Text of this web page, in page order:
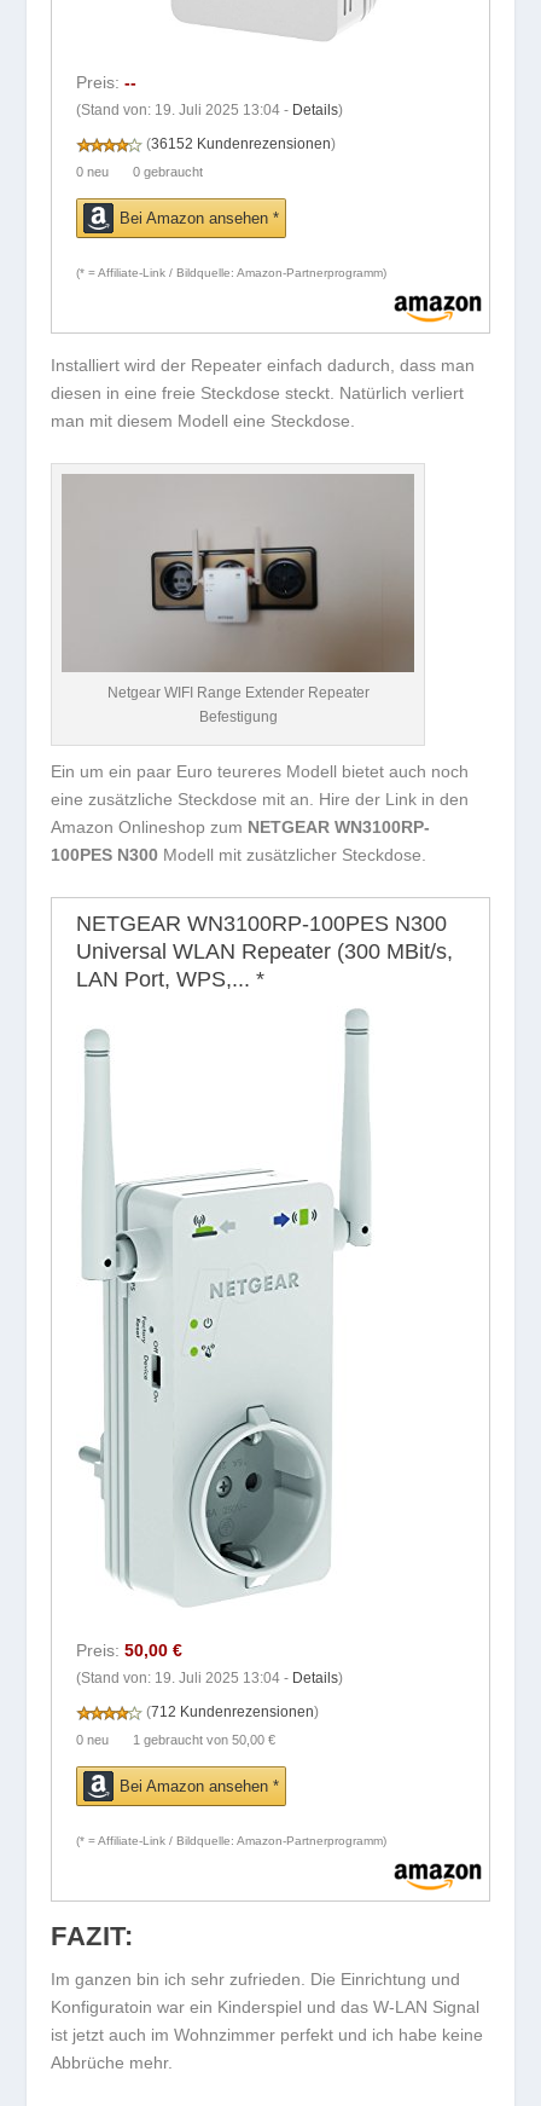
Preis: --
(Stand von: 19. Juli 2025 13:04 - Details)
(36152 Kundenrezensionen)
0 neu 0 gebraucht
Bei Amazon ansehen *
(* = Affiliate-Link / Bildquelle: Amazon-Partnerprogramm)
Installiert wird der Repeater einfach dadurch, dass man
diesen in eine freie Steckdose steckt. Natürlich verliert
man mit diesem Modell eine Steckdose.
Netgear WIFI Range Extender Repeater
Befestigung
Ein um ein paar Euro teureres Modell bietet auch noch
eine zusätzliche Steckdose mit an. Hire der Link in den
Amazon Onlineshop zum NETGEAR WN3100RP-
100PES N300 Modell mit zusätzlicher Steckdose.
NETGEAR WN3100RP-100PES N300
Universal WLAN Repeater (300 MBit/s,
LAN Port, WPS,...*
Preis: 50,00 €
(Stand von: 19. Juli 2025 13:04 - Details)
(712 Kundenrezensionen)
0 neu 1 gebraucht von50,00 €
Bei Amazon ansehen *
(* = Affiliate-Link / Bildquelle: Amazon-Partnerprogramm)
FAZIT:
Im ganzen bin ich sehr zufrieden. Die Einrichtung und
Konfiguratoin war ein Kinderspiel und das W-LAN Signal
ist jetzt auch im Wohnzimmer perfekt und ich habe keine
Abbrüche mehr.